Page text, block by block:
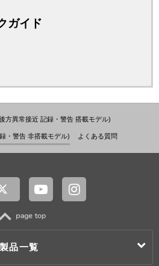
ガイド
方異常接近 記録・警告 搭載モデル)
・警告 非搭載モデル) よくある質問
製品一覧